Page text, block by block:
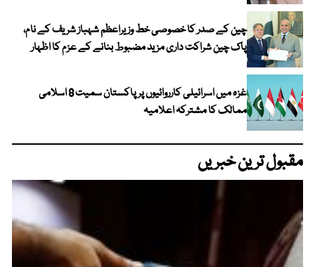
چین کے صدر کا خصوصی خط وزیراعظم شہباز شریف کے نام،
پاک چین شراکت داری مزید مضبوط بنانے کے عزم کا اظہار
غزہ میں اسرائیلی کارروائیوں پر پاکستان سمیت 8 اسلامی
ممالک کا مشترکہ اعلامیہ
مقبول ترین خبریں